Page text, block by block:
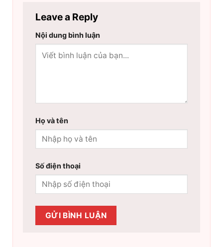
Leave a Reply
Nội dung bình luận
Họ và tên
Số điện thoại